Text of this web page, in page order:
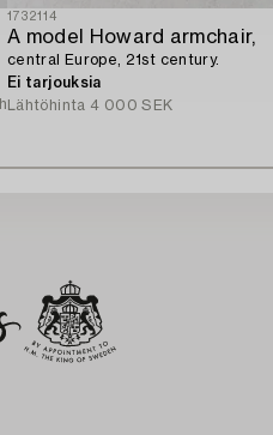
1732114
A model Howard armchair,
central Europe, 21st century.
Ei tarjouksia
Lähtöhinta 4 000 SEK